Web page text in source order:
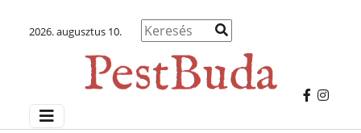
2026. augusztus 10.